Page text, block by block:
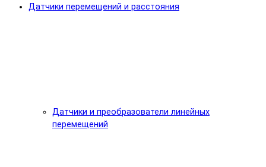
Датчики перемещений и расстояния
Датчики и преобразователи линейных
перемещений